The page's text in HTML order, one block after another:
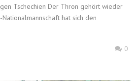
Tschechien Der Thron gehört wieder
hat sich den
0